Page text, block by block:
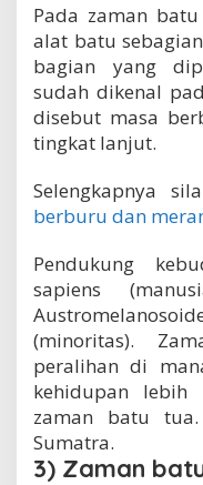
Pada zaman
alat batu
bagian yang
sudah dikenal
disebut masa
tingkat lanjut.
Selengkapnya
berburu dan
Pendukung
sapiens
(minoritas).
peralihan di
kehidupan
zaman batu
Sumatra.
3) Zaman